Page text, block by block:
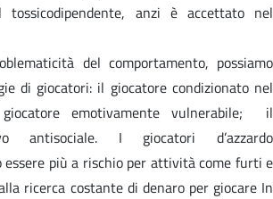
tossicodipendente, anzi è accettato nel
del comportamento, possiamo
di giocatori: il giocatore condizionato nel
emotivamente vulnerabile; il
antisociale. I giocatori d’azzardo
essere più a rischio per attività come furti e
ricerca costante di denaro per giocare In